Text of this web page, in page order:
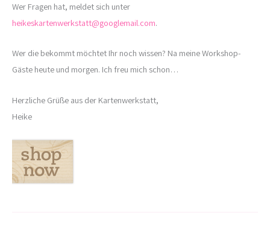
Wer Fragen hat, meldet sich unter
heikeskartenwerkstatt@googlemail.com.
Wer die bekommt möchtet Ihr noch wissen? Na meine Workshop-
Gäste heute und morgen. Ich freu mich schon…
Herzliche Grüße aus der Kartenwerkstatt,
Heike